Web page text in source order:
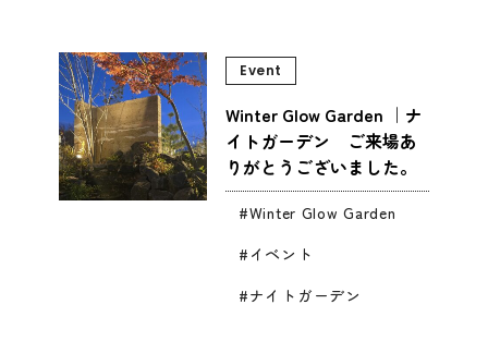
Event
Winter Glow Garden ｜ナ
イトガーデン ご来場あ
りがとうございました。
Winter Glow Garden
イベント
ナイトガーデン